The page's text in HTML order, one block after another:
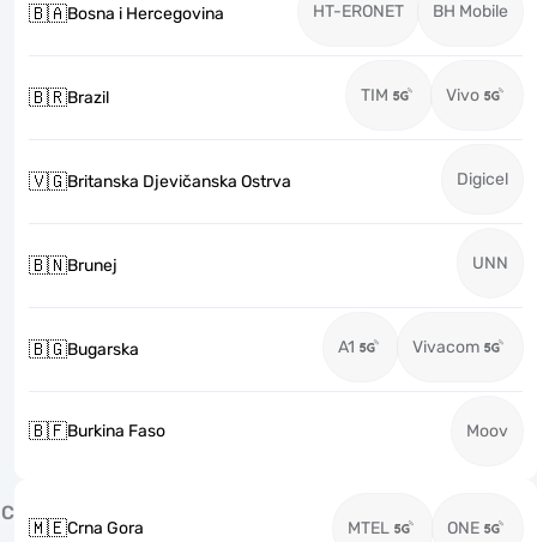
🇧🇦Bosna i Hercegovina HT-ERONET BH Mobile
🇧🇷Brazil TIM Vivo
🇻🇬Britanska Djevičanska Ostrva Digicel
🇧🇳Brunej UNN
🇧🇬Bugarska A1 Vivacom
🇧🇫Burkina Faso Moov
C
🇲🇪Crna Gora MTEL ONE